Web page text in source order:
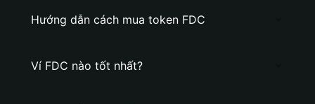
Hướng dẫn cách mua token FDC
Ví FDC nào tốt nhất?